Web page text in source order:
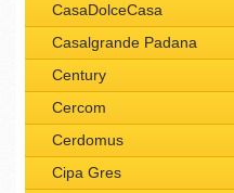
CasaDolceCasa
Casalgrande Padana
Century
Cercom
Cerdomus
Cipa Gres